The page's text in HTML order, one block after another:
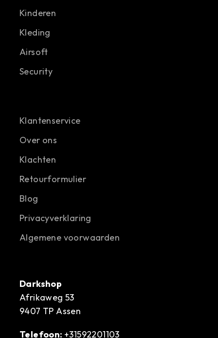
Kinderen
Kleding
Airsoft
Security
Klantenservice
Over ons
Klachten
Retourformulier
Blog
Privacyverklaring
Algemene voorwaarden
Darkshop
Afrikaweg 53
9407 TP Assen
Telefoon: +31592201103